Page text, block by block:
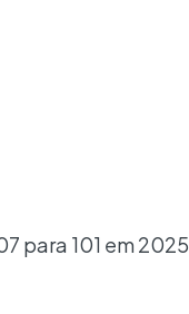
para 101 em 2025.